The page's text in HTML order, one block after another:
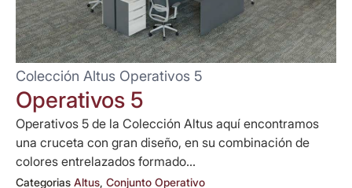
Colección Altus Operativos 5
Operativos 5
Operativos 5 de la Colección Altus aquí encontramos
una cruceta con gran diseño, en su combinación de
colores entrelazados formado...
Categorias Altus, Conjunto Operativo